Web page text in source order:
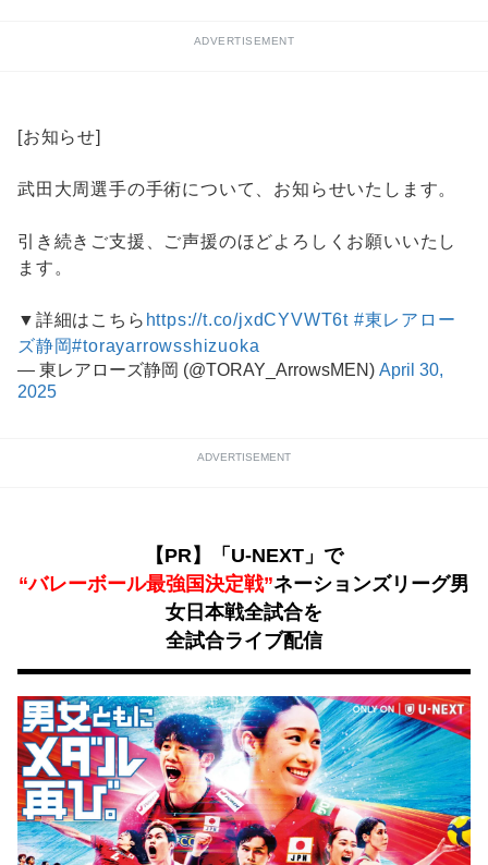
ADVERTISEMENT
[お知らせ]
武田大周選手の手術について、お知らせいたします。
引き続きご支援、ご声援のほどよろしくお願いいたし
ます。
▼詳細はこちら https://t.co/jxdCYVWT6t #東レアロー
ズ静岡#torayarrowsshizuoka
— 東レアローズ静岡 (@TORAY_ArrowsMEN) April 30,
2025
ADVERTISEMENT
【PR】「U-NEXT」で
“バレーボール最強国決定戦”ネーションズリーグ男
女日本戦全試合を
全試合ライブ配信